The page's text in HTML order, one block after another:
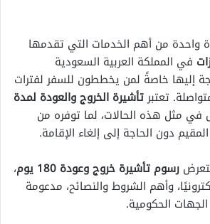
واحدة من أهم الخدمات التي تقدمها
في المملكة العربية السعودية
إليها خاصةً لمن يخططون للسفر لفترات
تأشيرة الخروج والعودة لمدة
في مثل هذه الحالات، لما توفره من
دون الحاجة إلى إلغاء الإقامة.
رسوم تأشيرة خروج وعودة 180 يوم
،
وأهم الشروط والنصائح، مدعومة
الحكومية.